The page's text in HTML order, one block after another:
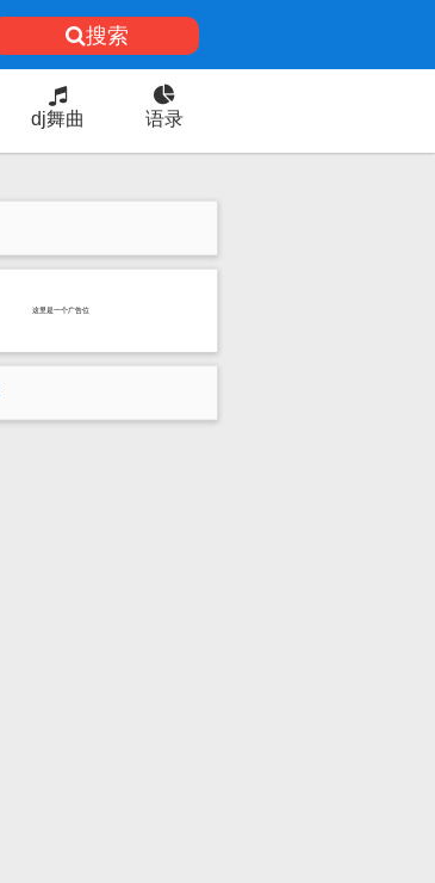
搜索
dj舞曲 语录
这里是一个广告位